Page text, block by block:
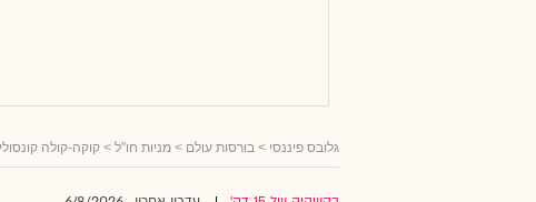
גלובס פיננסי > בורסות עולם > מניות חו"ל > קוקה-קולה